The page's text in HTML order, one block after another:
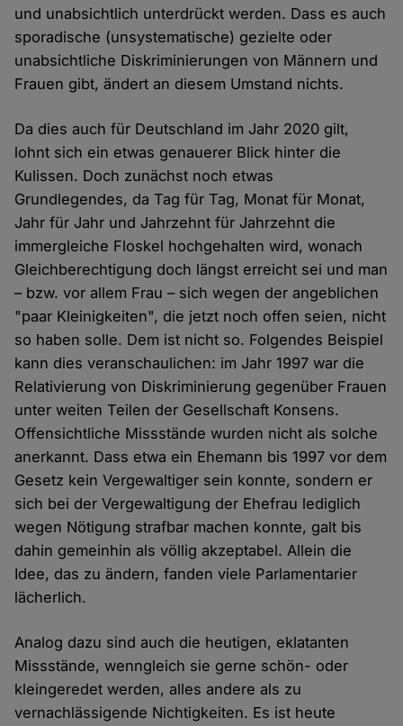
und unabsichtlich unterdrückt werden. Dass es auch
sporadische (unsystematische) gezielte oder
unabsichtliche Diskriminierungen von Männern und
Frauen gibt, ändert an diesem Umstand nichts.
Da dies auch für Deutschland im Jahr 2020 gilt,
lohnt sich ein etwas genauerer Blick hinter die
Kulissen. Doch zunächst noch etwas
Grundlegendes, da Tag für Tag, Monat für Monat,
Jahr für Jahr und Jahrzehnt für Jahrzehnt die
immergleiche Floskel hochgehalten wird, wonach
Gleichberechtigung doch längst erreicht sei und man
– bzw. vor allem Frau – sich wegen der angeblichen
"paar Kleinigkeiten", die jetzt noch offen seien, nicht
so haben solle. Dem ist nicht so. Folgendes Beispiel
kann dies veranschaulichen: im Jahr 1997 war die
Relativierung von Diskriminierung gegenüber Frauen
unter weiten Teilen der Gesellschaft Konsens.
Offensichtliche Missstände wurden nicht als solche
anerkannt. Dass etwa ein Ehemann bis 1997 vor dem
Gesetz kein Vergewaltiger sein konnte, sondern er
sich bei der Vergewaltigung der Ehefrau lediglich
wegen Nötigung strafbar machen konnte, galt bis
dahin gemeinhin als völlig akzeptabel. Allein die
Idee, das zu ändern, fanden viele Parlamentarier
lächerlich.
Analog dazu sind auch die heutigen, eklatanten
Missstände, wenngleich sie gerne schön- oder
kleingeredet werden, alles andere als zu
vernachlässigende Nichtigkeiten. Es ist heute